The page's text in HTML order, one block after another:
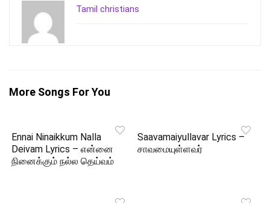
Tamil christians
More Songs For You
Ennai Ninaikkum Nalla
Deivam Lyrics – என்னை
நினைக்கும் நல்ல தெய்வம்
Saavamaiyullavar Lyrics –
சாவமையுள்ளவர்